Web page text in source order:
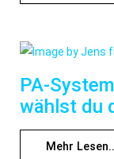
PA-
wählst du
Mehr